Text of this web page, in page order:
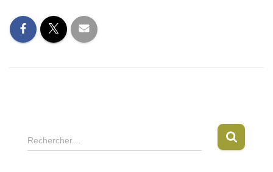
R
e
Rechercher…